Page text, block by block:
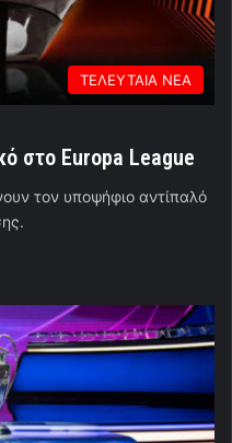
ΤΕΛΕΥΤΑΙΑ ΝΕΑ
στο Europa League
τον υποψήφιο αντίπαλό